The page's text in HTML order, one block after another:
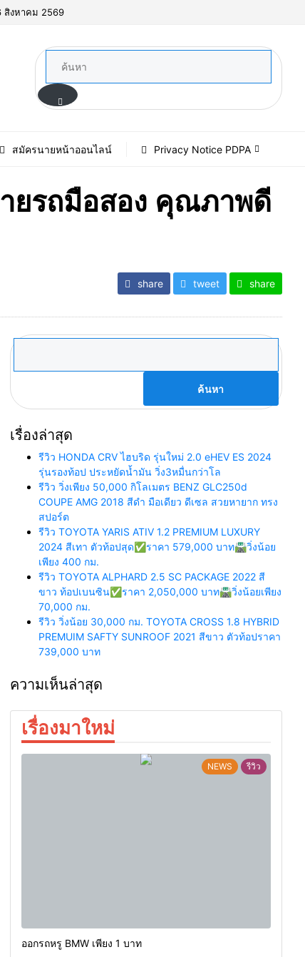
สิงหาคม 2569
สมัครนายหน้าออนไลน์ Privacy Notice PDPA
ยรถมือสอง คุณภาพดี
share tweet share
ค้นหา
เรื่องล่าสุด
รีวิว HONDA CRV ไฮบริด รุ่นใหม่ 2.0 eHEV ES 2024
รุ่นรองท้อป ประหยัดน้ำมัน วิ่ง3หมื่นกว่าโล
รีวิว วิ่งเพียง 50,000 กิโลเมตร BENZ GLC250d
COUPE AMG 2018 สีดำ มือเดียว ดีเซล สวยหายาก ทรง
สปอร์ต
รีวิว TOYOTA YARIS ATIV 1.2 PREMIUM LUXURY
2024 สีเทา ตัวท้อปสุด✅ราคา 579,000 บาท🛣️วิ่งน้อย
เพียง 400 กม.
รีวิว TOYOTA ALPHARD 2.5 SC PACKAGE 2022 สี
ขาว ท้อปเบนซิน✅ราคา 2,050,000 บาท🛣️วิ่งน้อยเพียง
70,000 กม.
รีวิว วิ่งน้อย 30,000 กม. TOYOTA CROSS 1.8 HYBRID
PREMUIM SAFTY SUNROOF 2021 สีขาว ตัวท้อปราคา
739,000 บาท
ความเห็นล่าสุด
เรื่องมาใหม่
NEWS รีวิว
ออกรถหรู BMW เพียง 1 บาท